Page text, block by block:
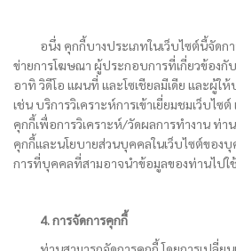
อนึ่ง คุกกี้บางประเภทในเว็บไซต์นี้จัดกา
ข่ายการโฆษณา ผู้ประกอบการที่เกี่ยวข้องกั
อาทิ วิดีโอ แผนที่ และโซเชียลมีเดีย และผู้ใ
เช่น บริการวิเคราะห์การเข้าเยี่ยมชมเว็บไ
คุกกี้เพื่อการวิเคราะห์/วัดผลการทำงาน ท่า
คุกกี้และนโยบายส่วนบุคคลในเว็บไซต์ของบุ
การที่บุคคลที่สามอาจนำข้อมูลของท่านไปใ
4. การจัดการคุกกี้